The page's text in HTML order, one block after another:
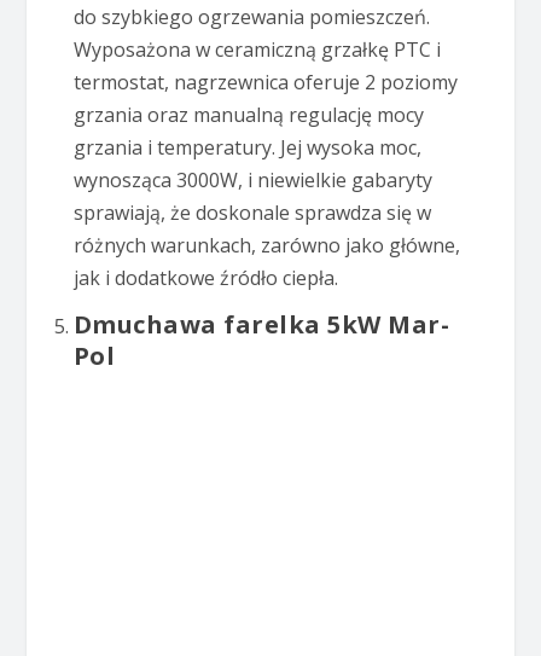
do szybkiego ogrzewania pomieszczeń.
Wyposażona w ceramiczną grzałkę PTC i
termostat, nagrzewnica oferuje 2 poziomy
grzania oraz manualną regulację mocy
grzania i temperatury. Jej wysoka moc,
wynosząca 3000W, i niewielkie gabaryty
sprawiają, że doskonale sprawdza się w
różnych warunkach, zarówno jako główne,
jak i dodatkowe źródło ciepła.
Dmuchawa farelka 5kW Mar-
Pol